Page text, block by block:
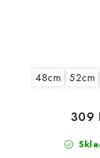
48cm 52cm
309